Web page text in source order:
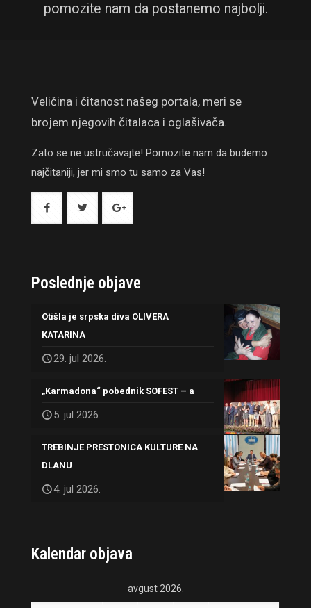
pomozite nam da postanemo najbolji.
Veličina i čitanost našeg portala, meri se
brojem njegovih čitalaca i oglašivača.
Zato se ne ustručavajte! Pomozite nam da budemo
najčitaniji, jer mi smo tu samo za Vas!
Poslednje objave
Otišla je srpska diva OLIVERA
KATARINA
29. jul 2026.
„Karmadona“ pobednik SOFEST – a
5. jul 2026.
TREBINJE PRESTONICA KULTURE NA
DLANU
4. jul 2026.
Kalendar objava
avgust 2026.